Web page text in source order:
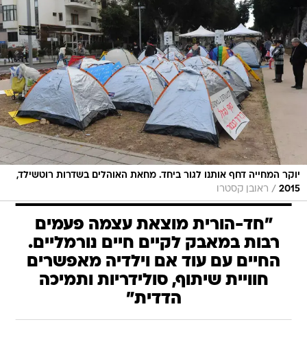
יוקר המחייה דחף אותנו לגור ביחד. מחאת האוהלים בשדרות רוטשילד,
2015
/ ראובן קסטרו
"חד-הורית מוצאת עצמה פעמים
רבות במאבק לקיים חיים נורמליים.
החיים עם עוד אם וילדיה מאפשרים
חוויית שיתוף, סולידריות ותמיכה
הדדית"